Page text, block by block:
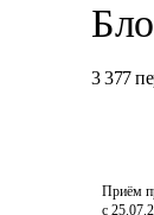
3 377
Приём
с